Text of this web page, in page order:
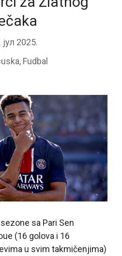
јул 2025.
, Fudbal
sa Pari Sen
(16 golova i 16
u svim takmičenjima)